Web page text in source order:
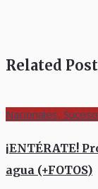
Related
Nacionales,
¡ENTÉRATE!
agua (+FOTOS)